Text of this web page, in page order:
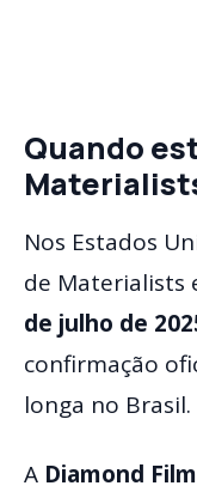
Quando
Nos Estados
de Materialists
de julho de
confirmação
longa no Brasil.
A Diamond